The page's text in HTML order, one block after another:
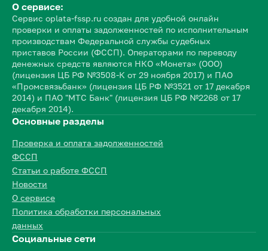
О сервисе:
Сервис oplata-fssp.ru создан для удобной онлайн
проверки и оплаты задолженностей по исполнительным
производствам Федеральной службы судебных
приставов России (ФССП). Операторами по переводу
денежных средств являются НКО «Монета» (ООО)
(лицензия ЦБ РФ №3508-К от 29 ноября 2017) и ПАО
«Промсвязьбанк» (лицензия ЦБ РФ №3521 от 17 декабря
2014) и ПАО "МТС Банк" (лицензия ЦБ РФ №2268 от 17
декабря 2014).
Основные разделы
Проверка и оплата задолженностей
ФССП
Статьи о работе ФССП
Новости
О сервисе
Политика обработки персональных
данных
Социальные сети